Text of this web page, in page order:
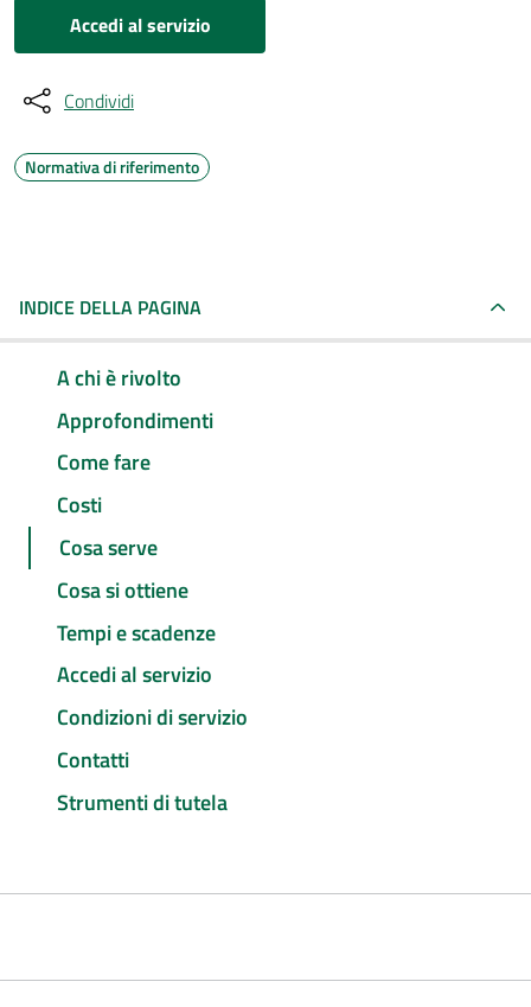
Accedi al servizio
Condividi
Normativa di riferimento
INDICE DELLA PAGINA
A chi è rivolto
Approfondimenti
Come fare
Costi
Cosa serve
Cosa si ottiene
Tempi e scadenze
Accedi al servizio
Condizioni di servizio
Contatti
Strumenti di tutela